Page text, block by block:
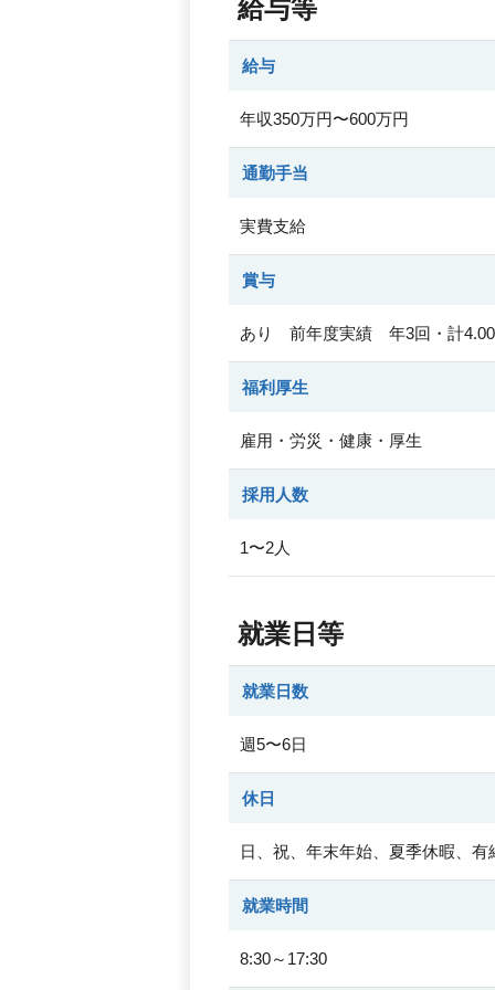
給与等
給与
年収350万円〜600万円
通勤手当
実費支給
賞与
あり 前年度実績 年3回・計
福利厚生
雇用・労災・健康・厚生
採用人数
1〜2人
就業日等
就業日数
週5〜6日
休日
日、祝、年末年始、夏季休暇、有
就業時間
8:30～17:30